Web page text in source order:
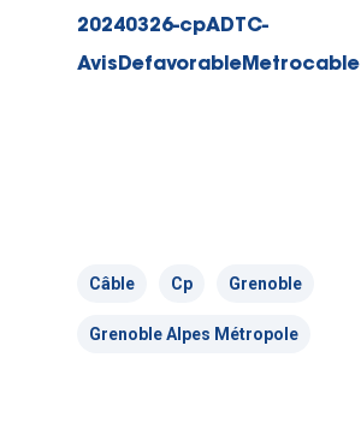
20240326-cpADTC-
AvisDefavorableMetrocable
Câble Cp Grenoble
Grenoble Alpes Métropole